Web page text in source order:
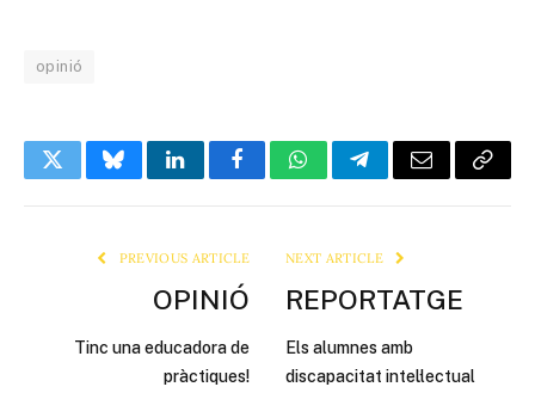
opinió
TwitterBlueskyLinkedInFacebookWhatsAppTelegramEmail Copy
PREVIOUS ARTICLE
OPINIÓ
Tinc una educadora de
pràctiques!
NEXT ARTICLE
REPORTATGE
Els alumnes amb
discapacitat intel·lectual